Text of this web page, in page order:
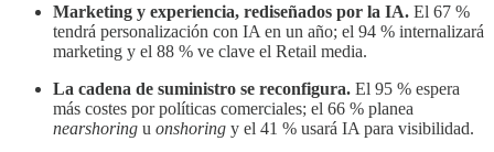
Marketing y experiencia, rediseñados por la IA. El 67 %
tendrá personalización con IA en un año; el 94 % internalizará
marketing y el 88 % ve clave el Retail media.
La cadena de suministro se reconfigura. El 95 % espera
más costes por políticas comerciales; el 66 % planea
nearshoring u onshoring y el 41 % usará IA para visibilidad.